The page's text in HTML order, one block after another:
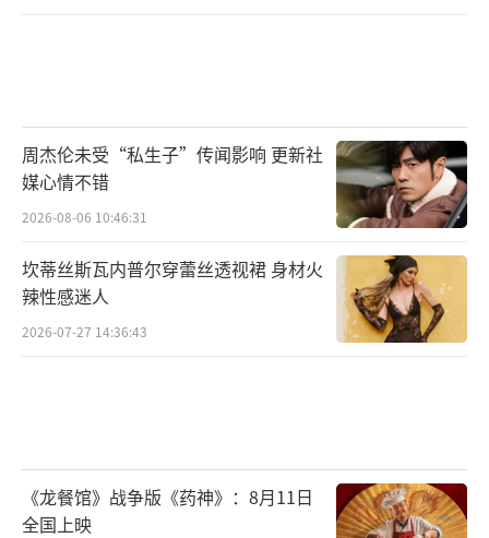
周杰伦未受“私生子”传闻影响 更新社
媒心情不错
2026-08-06 10:46:31
坎蒂丝斯瓦内普尔穿蕾丝透视裙 身材火
辣性感迷人
2026-07-27 14:36:43
《龙餐馆》战争版《药神》：8月11日
全国上映